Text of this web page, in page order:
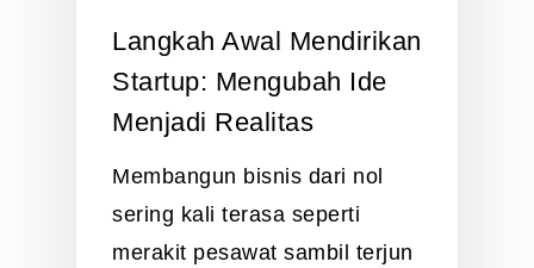
Langkah Awal Mendirikan
Startup: Mengubah Ide
Menjadi Realitas
Membangun bisnis dari nol
sering kali terasa seperti
merakit pesawat sambil terjun